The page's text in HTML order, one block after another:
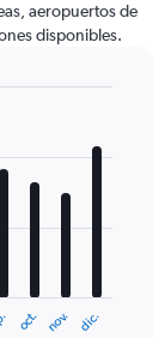
aeropuertos de
disponibles.
oct. nov. dic.